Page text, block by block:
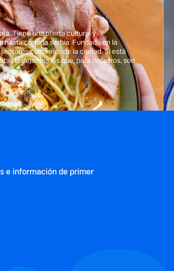
Tiene una oferta cultural y
comida serbia. Fundado en la
culturales de la ciudad. Si está
le dejamos los que, para nosotros, son
e información de primer